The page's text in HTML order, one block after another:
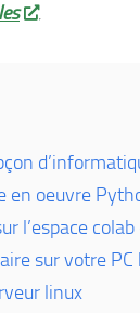
.
en oeuvre
l’espace
sur votre PC
linux